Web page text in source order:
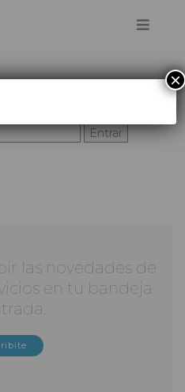
a continuación:
las novedades de
en tu bandeja
×